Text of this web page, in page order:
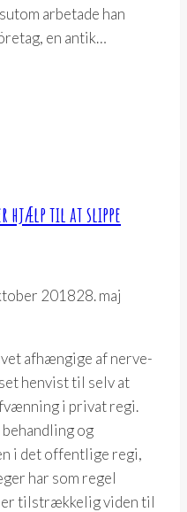
arbetade han
en antik…
hjælp til at slippe
201828. maj
afhængige af nerve-
henvist til selv at
i privat regi.
og
i det offentlige regi,
har som regel
tilstrækkelig viden til